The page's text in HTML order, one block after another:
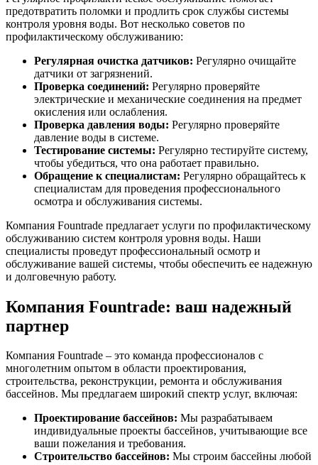
предотвратить поломки и продлить срок службы системы
контроля уровня воды. Вот несколько советов по
профилактическому обслуживанию:
Регулярная очистка датчиков: Регулярно очищайте
датчики от загрязнений.
Проверка соединений: Регулярно проверяйте
электрические и механические соединения на предмет
окисления или ослабления.
Проверка давления воды: Регулярно проверяйте
давление воды в системе.
Тестирование системы: Регулярно тестируйте систему,
чтобы убедиться, что она работает правильно.
Обращение к специалистам: Регулярно обращайтесь к
специалистам для проведения профессионального
осмотра и обслуживания системы.
Компания Fountrade предлагает услуги по профилактическому
обслуживанию систем контроля уровня воды. Наши
специалисты проведут профессиональный осмотр и
обслуживание вашей системы, чтобы обеспечить ее надежную
и долговечную работу.
Компания Fountrade: ваш надежный
партнер
Компания Fountrade – это команда профессионалов с
многолетним опытом в области проектирования,
строительства, реконструкции, ремонта и обслуживания
бассейнов. Мы предлагаем широкий спектр услуг, включая:
Проектирование бассейнов: Мы разрабатываем
индивидуальные проекты бассейнов, учитывающие все
ваши пожелания и требования.
Строительство бассейнов: Мы строим бассейны любой